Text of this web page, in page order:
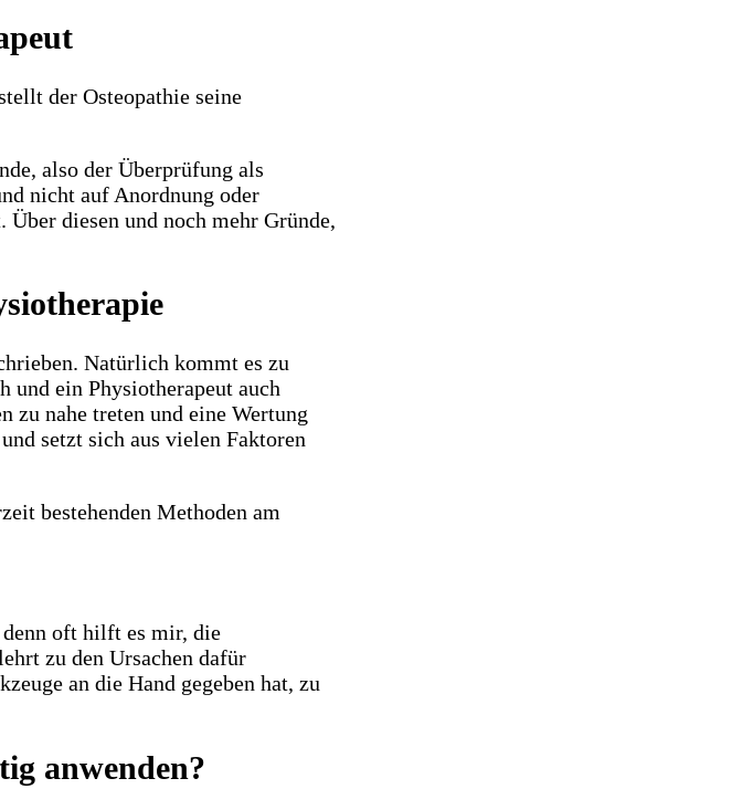
der Osteopathie seine
also der Überprüfung als
nicht auf Anordnung oder
diesen und noch mehr Gründe,
Natürlich kommt es zu
und ein Physiotherapeut auch
zu nahe treten und eine Wertung
setzt sich aus vielen Faktoren
bestehenden Methoden am
denn oft hilft es mir, die
zu den Ursachen dafür
an die Hand gegeben hat, zu
anwenden?